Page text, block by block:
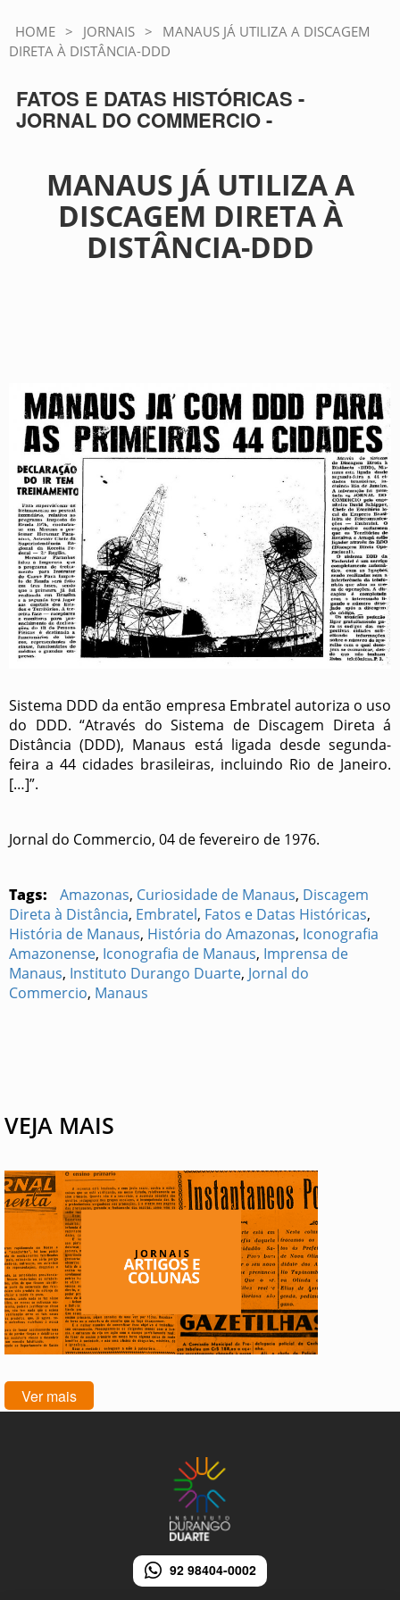
HOME > JORNAIS >
MANAUS JÁ UTILIZA A DISCAGEM
DIRETA À DISTÂNCIA-DDD
FATOS E DATAS HISTÓRICAS -
JORNAL DO COMMERCIO -
MANAUS JÁ UTILIZA A
DISCAGEM DIRETA À
DISTÂNCIA-DDD
Sistema DDD da então empresa Embratel autoriza o uso
do DDD. “Através do Sistema de Discagem Direta á
Distância (DDD), Manaus está ligada desde segunda-
feira a 44 cidades brasileiras, incluindo Rio de Janeiro.
[…]”.
Jornal do Commercio, 04 de fevereiro de 1976.
Tags: Amazonas, Curiosidade de Manaus, Discagem
Direta à Distância, Embratel, Fatos e Datas Históricas,
História de Manaus, História do Amazonas, Iconografia
Amazonense, Iconografia de Manaus, Imprensa de
Manaus, Instituto Durango Duarte, Jornal do
Commercio, Manaus
VEJA MAIS
Ver mais
92 98404-0002